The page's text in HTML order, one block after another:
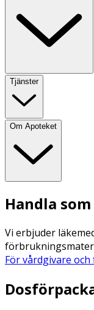
Tjänster
Om Apoteket
Handla
Vi erbjuder
För vårdgivare